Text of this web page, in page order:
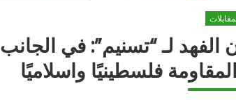
لـ “تسنيم”: في الجانب
فلسطينيًا واسلاميًا